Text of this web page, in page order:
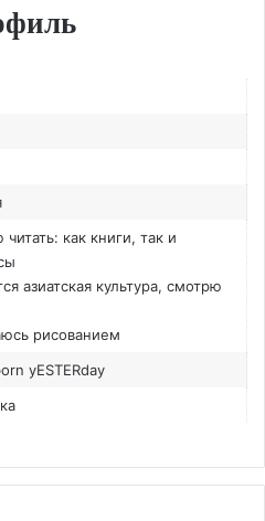
как книги, так и
азиатская культура, смотрю
рисованием
yESTERday